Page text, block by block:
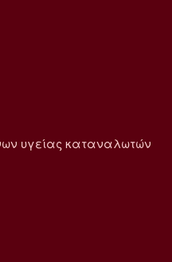
υγείας καταναλωτών